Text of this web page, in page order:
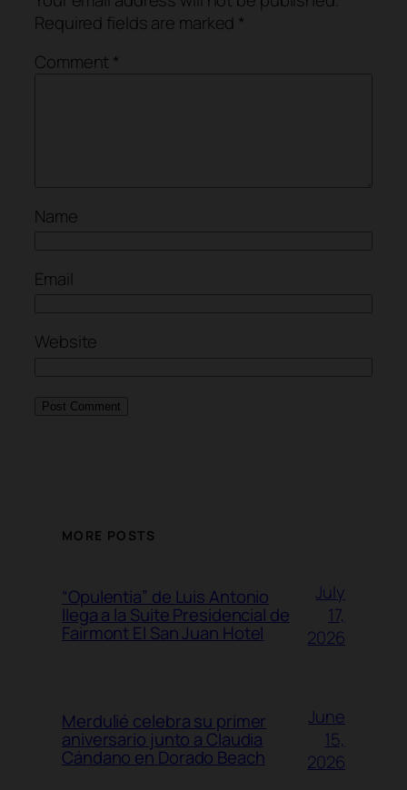
Required fields are marked *
Comment *
Name
Email
Website
MORE POSTS
“Opulentia” de Luis Antonio
llega a la Suite Presidencial de
Fairmont El San Juan Hotel
July
17,
2026
Merdulié celebra su primer
aniversario junto a Claudia
Cándano en Dorado Beach
June
15,
2026